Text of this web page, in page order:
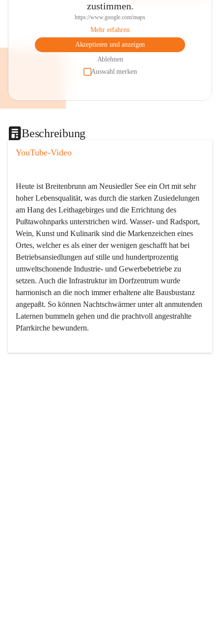
zustimmen.
https://www.google.com/maps
Mehr erfahren
Akzeptieren und anzeigen
Ablehnen
Auswahl merken
Beschreibung
YouTube-Video
Heute ist Breitenbrunn am Neusiedler See ein Ort mit sehr
hoher Lebensqualität, was durch die starken Zusiedelungen
am Hang des Leithagebirges und die Errichtung des
Pußtawohnparks unterstrichen wird. Wasser- und Radsport,
Wein, Kunst und Kulinarik sind die Markenzeichen eines
Ortes, welcher es als einer der wenigen geschafft hat bei
Betriebsansiedlungen auf stille und hundertprozentig
umweltschonende Industrie- und Gewerbebetriebe zu
setzen. Auch die Infrastruktur im Dorfzentrum wurde
harmonisch an die noch immer erhaltene alte Bausbustanz
angepaßt. So können Nachtschwärmer unter alt anmutenden
Laternen bummeln gehen und die prachtvoll angestrahlte
Pfarrkirche bewundern.
Der Weinbau dominert heute nicht mehr, ist aber integrativer